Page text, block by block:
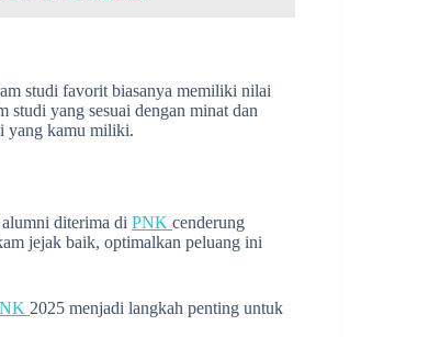
studi favorit biasanya memiliki nilai
yang sesuai dengan minat dan
yang kamu miliki.
diterima di PNK cenderung
jejak baik, optimalkan peluang ini
2025 menjadi langkah penting untuk